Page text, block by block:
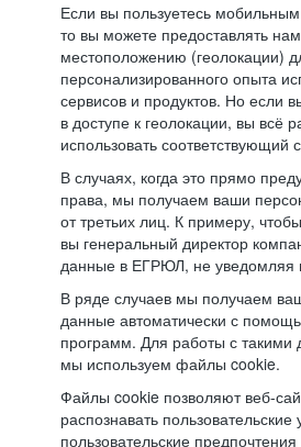
Если вы пользуетесь
то вы можете предоставлять
местоположению (геолокации)
персонализированного опыта
сервисов и продуктов. Но если
в доступе к геолокации, вы всё
использовать соответствующий
В случаях, когда это прямо
права, мы получаем ваши
от третьих лиц. К примеру,
вы генеральный директор
данные в ЕГРЮЛ, не уведомляя
В ряде случаев мы получаем
данные автоматически с
программ. Для работы с такими
мы используем файлы cookie.
Файлы cookie позволяют веб-
распознавать
пользовательские предпочтения